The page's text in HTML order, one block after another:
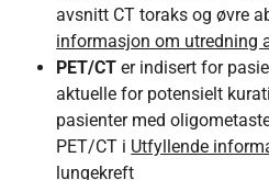
avsnitt CT toraks og øvre
informasjon om utredning
PET/CT er indisert for
aktuelle for potensielt
pasienter med
PET/CT i Utfyllende
lungekreft